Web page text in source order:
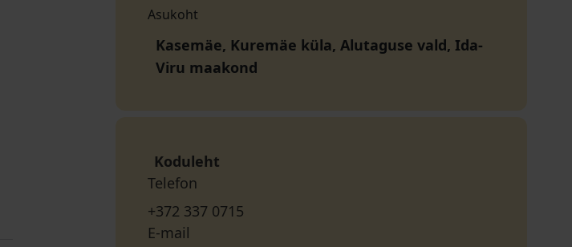
Asukoht
Kasemäe, Kuremäe küla, Alutaguse vald, Ida-
Viru maakond
Koduleht
Telefon
+372 337 0715
E-mail